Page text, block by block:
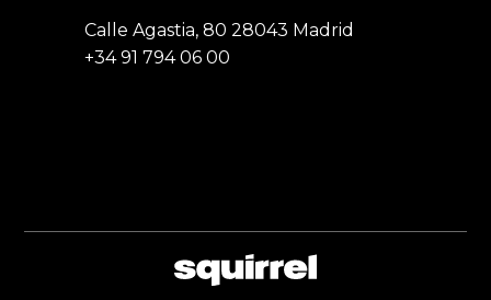
Calle Agastia, 80 28043 Madrid
+34 91 794 06 00